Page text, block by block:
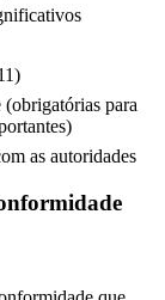
para
as autoridades